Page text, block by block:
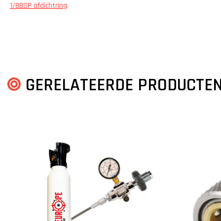
1/8BSP afdichtring.
GERELATEERDE